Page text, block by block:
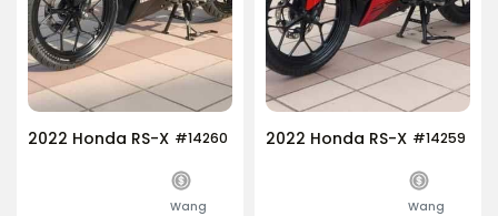
#14260
2022 Honda RS-X
Wang
#14259
2022 Honda RS-X
Wang